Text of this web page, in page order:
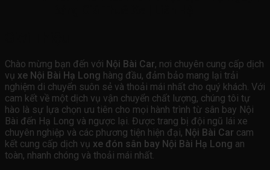
Chào mừng bạn đến với Nội Bài Car, nơi chuyên cung cấp dịch
vụ xe Nội Bài Hạ Long hàng đầu, đảm bảo mang lại trải
nghiệm di chuyển suôn sẻ và thoải mái nhất cho quý khách. Với
cam kết về một dịch vụ vận chuyển chất lượng, chúng tôi tự
hào là sự lựa chọn ưu tiên cho mọi hành trình từ sân bay Nội
Bài đến Hạ Long và ngược lại. Được trang bị đội ngũ lái xe
chuyên nghiệp và các phương tiện hiện đại, Nội Bài Car cam
kết cung cấp dịch vụ xe đón sân bay Nội Bài Hạ Long an
toàn, nhanh chóng và thoải mái nhất.